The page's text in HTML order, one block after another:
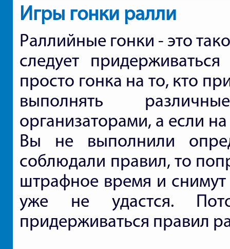
Игры гонки ралли
Раллийные гонки - это
следует
просто гонка на то, кто
выполнять
организаторами, а если
Вы не выполнили
соблюдали правил, то
штрафное время и
уже не удастся.
придерживаться правил